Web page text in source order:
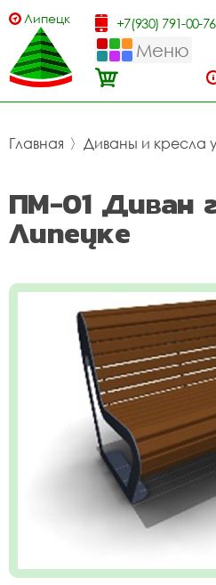
Липецк +7(930) 791-00-76
Меню
Главная 〉 Диваны и кресла
ПМ-01 Диван
Липецке